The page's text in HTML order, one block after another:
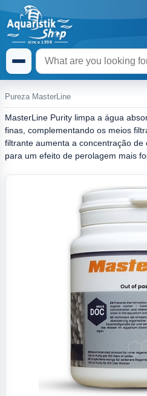
Pureza MasterLine
MasterLine Purity limpa a água
finas, complementando os meios
filtrante aumenta a concentração
para um efeito de perolagem mais